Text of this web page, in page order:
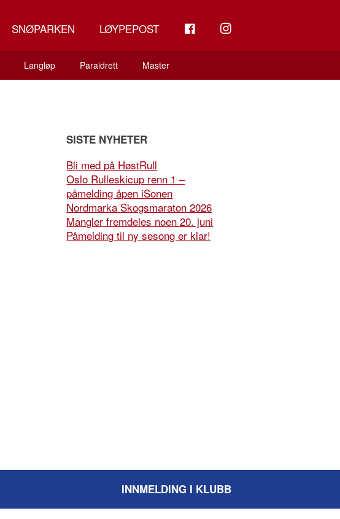
SNØPARKEN LØYPEPOST INSTAGRAM
Langløp Paraidrett Master
SISTE NYHETER
Bli med på HøstRull
Oslo Rulleskicup renn 1 –
påmelding åpen iSonen
Nordmarka Skogsmaraton 2026
Mangler fremdeles noen 20. juni
Påmelding til ny sesong er klar!
INNMELDING I KLUBB